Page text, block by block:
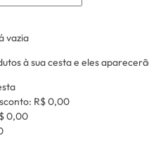
vazia
à sua cesta e eles
R$ 0,00
0,00